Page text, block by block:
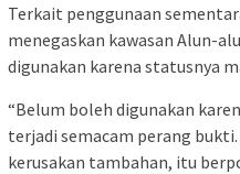
Terkait penggunaan
menegaskan kawasan Alun-
digunakan karena statusnya
“Belum boleh digunakan
terjadi semacam perang
kerusakan tambahan, itu